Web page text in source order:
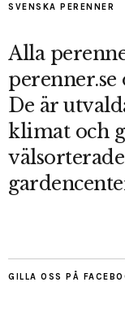
SVENSKA PERENNER
Alla
perenner.se
De är
klimat och
GILLA OSS PÅ